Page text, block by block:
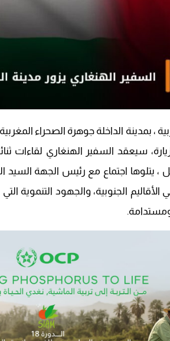
، بمدينة الداخلة جوهرة الصحراء
سيعقد السفير الهنغاري لقاءات
، يتلوها اجتماع مع رئيس الجهة السيد
الجنوبية، والجهود التنموية التي